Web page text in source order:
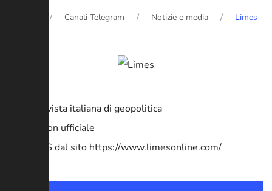
Canali Telegram Notizie e media Limes
Limes, rivista italiana di geopolitica
Canale non ufficiale
Feed RSS dal sito https://www.limesonline.com/